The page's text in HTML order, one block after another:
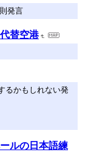
発言
替空港
るかもしれない発
ルの日本語練